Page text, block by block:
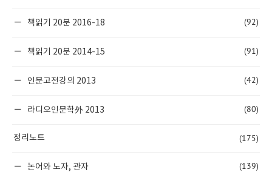
책읽기 20분 2016-18 (92)
책읽기 20분 2014-15 (91)
인문고전강의 2013 (42)
라디오인문학外 2013 (80)
정리노트 (175)
논어와 노자, 관자 (139)